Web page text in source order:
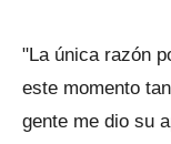
"La única razón
este momento
gente me dio su